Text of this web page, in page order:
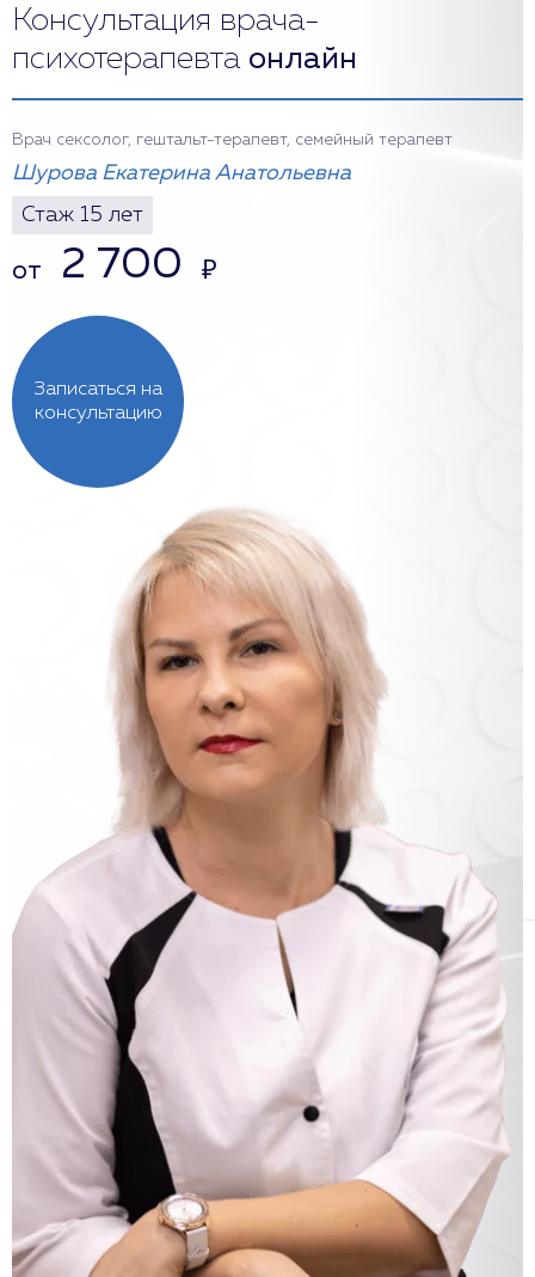
Консультация врача-
психотерапевта онлайн
Записаться на
консультацию
Врач сексолог, гештальт-терапевт, семейный терапевт
Шурова Екатерина Анатольевна
Стаж 15 лет
от 2 700 ₽